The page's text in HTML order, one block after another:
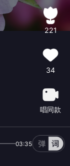
221
34
唱同款
03:35